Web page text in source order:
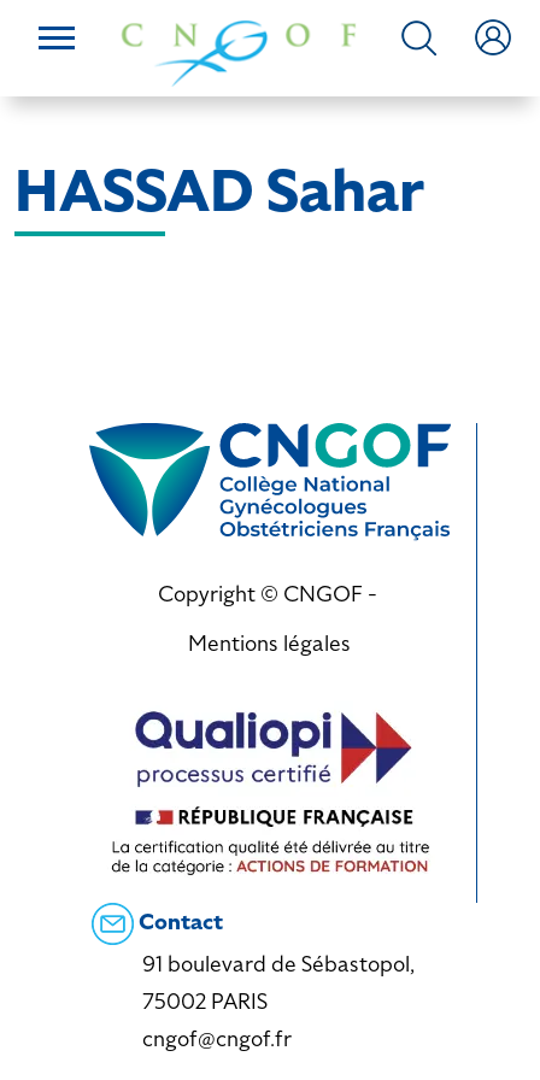
HASSAD Sahar
Copyright © CNGOF -
Mentions légales
Contact
91 boulevard de Sébastopol,
75002 PARIS
cngof@cngof.fr